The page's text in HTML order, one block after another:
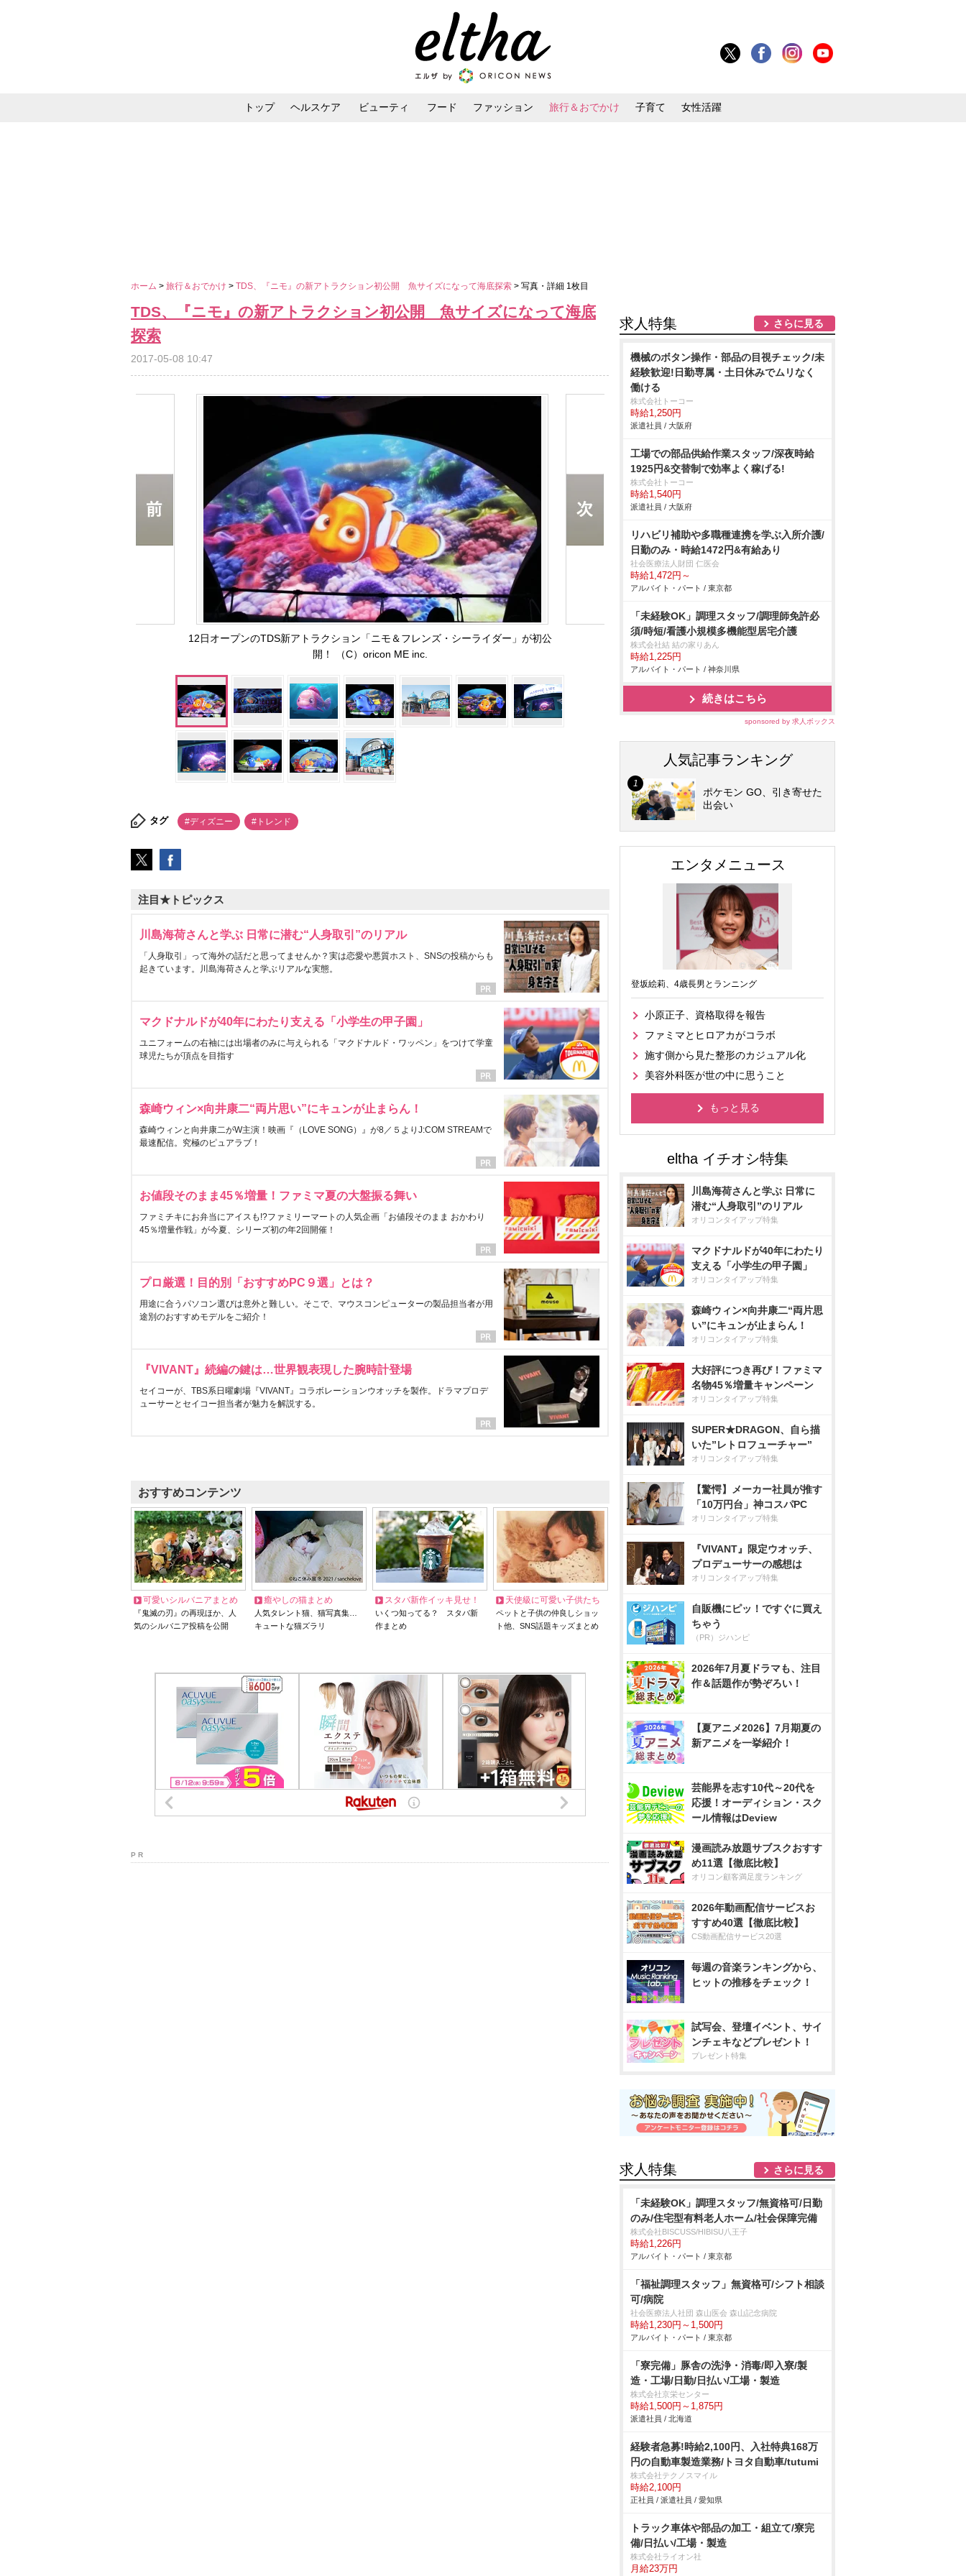
トップ ヘルスケア ビューティ フード ファッション 旅行＆おでかけ 子育て 女性活躍
ホーム > 旅行＆おでかけ > TDS、『ニモ』の新アトラクション初公開 魚サイズになって海底探索 > 写真・詳細 1枚目
TDS、『ニモ』の新アトラクション初公開 魚サイズになって海底
探索
2017-05-08 10:47
12日オープンのTDS新アトラクション「ニモ＆フレンズ・シーライダー」が初公
開！ （C）oricon ME inc.
タグ #ディズニー #トレンド
注目★トピックス
川島海荷さんと学ぶ 日常に潜む“人身取引”のリアル
「人身取引」って海外の話だと思ってませんか？実は恋愛や悪質ホスト、SNSの投稿からも
起きています。川島海荷さんと学ぶリアルな実態。
マクドナルドが40年にわたり支える「小学生の甲子園」
ユニフォームの右袖には出場者のみに与えられる「マクドナルド・ワッペン」をつけて学童
球児たちが頂点を目指す
森崎ウィン×向井康二“両片思い”にキュンが止まらん！
森崎ウィンと向井康二がW主演！映画『（LOVE SONG）』が8／５よりJ:COM STREAMで
最速配信。究極のピュアラブ！
お値段そのまま45％増量！ファミマ夏の大盤振る舞い
ファミチキにお弁当にアイスも!?ファミリーマートの人気企画「お値段そのまま おかわり
45％増量作戦」が今夏、シリーズ初の年2回開催！
プロ厳選！目的別「おすすめPC９選」とは？
用途に合うパソコン選びは意外と難しい。そこで、マウスコンピューターの製品担当者が用
途別のおすすめモデルをご紹介！
『VIVANT』続編の鍵は…世界観表現した腕時計登場
セイコーが、TBS系日曜劇場『VIVANT』コラボレーションウオッチを製作。ドラマプロデ
ューサーとセイコー担当者が魅力を解説する。
おすすめコンテンツ
可愛いシルバニアまとめ
『鬼滅の刃』の再現ほか、人
気のシルバニア投稿を公開
癒やしの猫まとめ
人気タレント猫、猫写真集…
キュートな猫ズラリ
スタバ新作イッキ見せ！
いくつ知ってる？ スタバ新
作まとめ
天使級に可愛い子供たち
ペットと子供の仲良しショッ
ト他、SNS話題キッズまとめ
P R
求人特集 さらに見る
機械のボタン操作・部品の目視チェック/未
経験歓迎!日勤専属・土日休みでムリなく
働ける
株式会社トーコー
時給1,250円
派遣社員 / 大阪府
工場での部品供給作業スタッフ/深夜時給
1925円&交替制で効率よく稼げる!
株式会社トーコー
時給1,540円
派遣社員 / 大阪府
リハビリ補助や多職種連携を学ぶ入所介護/
日勤のみ・時給1472円&有給あり
社会医療法人財団 仁医会
時給1,472円～
アルバイト・パート / 東京都
「未経験OK」調理スタッフ/調理師免許必
須/時短/看護小規模多機能型居宅介護
株式会社結 結の家りあん
時給1,225円
アルバイト・パート / 神奈川県
続きはこちら
sponsored by 求人ボックス
人気記事ランキング
ポケモン GO、引き寄せた
出会い
エンタメニュース
登坂絵莉、4歳長男とランニング
小原正子、資格取得を報告
ファミマとヒロアカがコラボ
施す側から見た整形のカジュアル化
美容外科医が世の中に思うこと
もっと見る
川島海荷さんと学ぶ 日常に
潜む“人身取引”のリアル
オリコンタイアップ特集
マクドナルドが40年にわたり
支える「小学生の甲子園」
オリコンタイアップ特集
森崎ウィン×向井康二“両片思
い”にキュンが止まらん！
オリコンタイアップ特集
大好評につき再び！ファミマ
名物45％増量キャンペーン
オリコンタイアップ特集
SUPER★DRAGON、自ら描
いた”レトロフューチャー”
オリコンタイアップ特集
【驚愕】メーカー社員が推す
「10万円台」神コスパPC
オリコンタイアップ特集
『VIVANT』限定ウオッチ、
プロデューサーの感想は
オリコンタイアップ特集
自販機にピッ！ですぐに買え
ちゃう
（PR）ジハンピ
2026年7月夏ドラマも、注目
作＆話題作が勢ぞろい！
【夏アニメ2026】7月期夏の
新アニメを一挙紹介！
芸能界を志す10代～20代を
応援！オーディション・スク
ール情報はDeview
漫画読み放題サブスクおすす
め11選【徹底比較】
オリコン顧客満足度ランキング
2026年動画配信サービスお
すすめ40選【徹底比較】
CS動画配信サービス20選
毎週の音楽ランキングから、
ヒットの推移をチェック！
試写会、登壇イベント、サイ
ンチェキなどプレゼント！
プレゼント特集
求人特集 さらに見る
「未経験OK」調理スタッフ/無資格可/日勤
のみ/住宅型有料老人ホーム/社会保障完備
株式会社BISCUSS/HIBISU八王子
時給1,226円
アルバイト・パート / 東京都
「福祉調理スタッフ」無資格可/シフト相談
可/病院
社会医療法人社団 森山医会 森山記念病院
時給1,230円～1,500円
アルバイト・パート / 東京都
「寮完備」豚舎の洗浄・消毒/即入寮/製
造・工場/日勤/日払い/工場・製造
株式会社京栄センター
時給1,500円～1,875円
派遣社員 / 北海道
経験者急募!時給2,100円、入社特典168万
円の自動車製造業務/トヨタ自動車/tutumi
株式会社テクノスマイル
時給2,100円
正社員 / 派遣社員 / 愛知県
トラック車体や部品の加工・組立て/寮完
備/日払い/工場・製造
株式会社ライオン社
月給23万円